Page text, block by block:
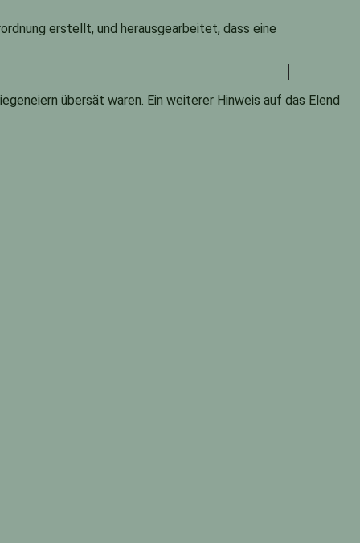
erstellt, und herausgearbeitet, dass eine
übersät waren. Ein weiterer Hinweis auf das Elend